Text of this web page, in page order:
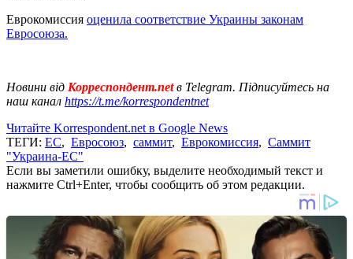
Еврокомиссия оценила соответствие Украины законам
Евросоюза.
Новини від Корреспондент.netв Telegram. Підписуйтесь на
наш канал https://t.me/korrespondentnet
Читайте Korrespondent.net в Google News
ТЕГИ: ЕС, Евросоюз, саммит, Еврокомиссия, Саммит
"Украина-ЕС"
Если вы заметили ошибку, выделите необходимый текст и
нажмите Ctrl+Enter, чтобы сообщить об этом редакции.